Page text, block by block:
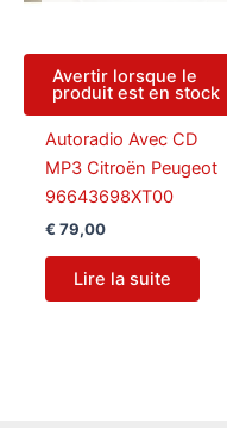
Avertir lorsque le
produit est en stock
Autoradio Avec CD
MP3 Citroën Peugeot
96643698XT00
€ 79,00
Lire la suite